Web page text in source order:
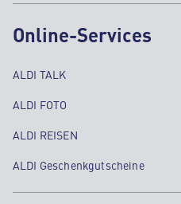
Online-Services
ALDI TALK
ALDI FOTO
ALDI REISEN
ALDI Geschenkgutscheine